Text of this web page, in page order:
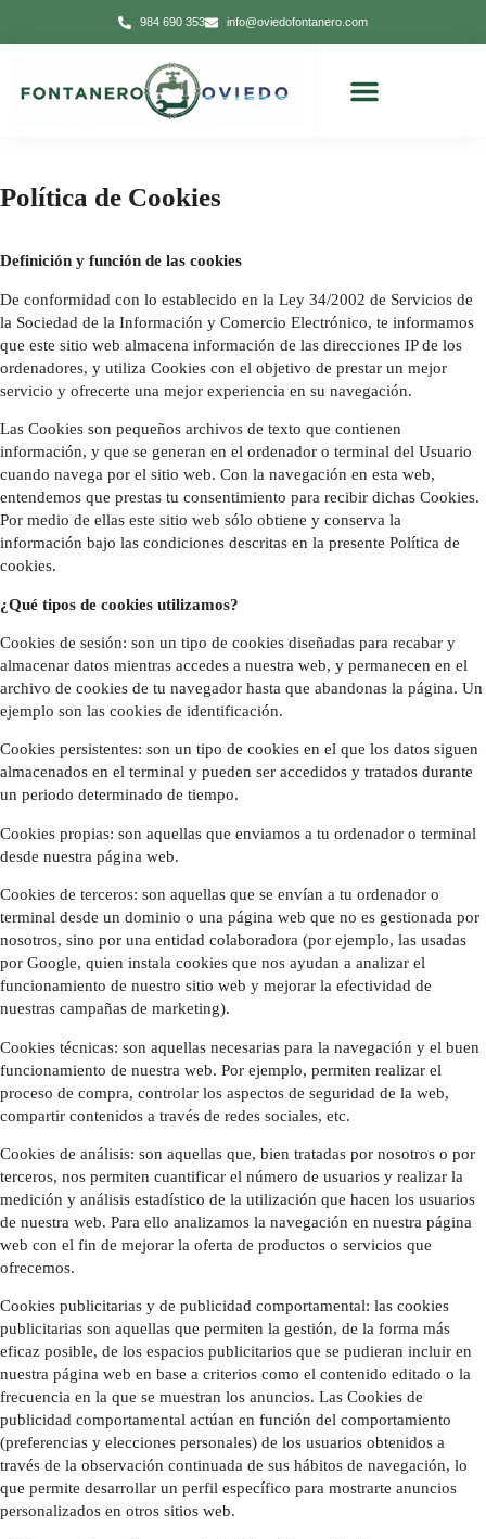
984 690 353 info@oviedofontanero.com
Política de Cookies
Definición y función de las cookies
De conformidad con lo establecido en la Ley 34/2002 de Servicios de
la Sociedad de la Información y Comercio Electrónico, te informamos
que este sitio web almacena información de las direcciones IP de los
ordenadores, y utiliza Cookies con el objetivo de prestar un mejor
servicio y ofrecerte una mejor experiencia en su navegación.
Las Cookies son pequeños archivos de texto que contienen
información, y que se generan en el ordenador o terminal del Usuario
cuando navega por el sitio web. Con la navegación en esta web,
entendemos que prestas tu consentimiento para recibir dichas Cookies.
Por medio de ellas este sitio web sólo obtiene y conserva la
información bajo las condiciones descritas en la presente Política de
cookies.
¿Qué tipos de cookies utilizamos?
Cookies de sesión: son un tipo de cookies diseñadas para recabar y
almacenar datos mientras accedes a nuestra web, y permanecen en el
archivo de cookies de tu navegador hasta que abandonas la página. Un
ejemplo son las cookies de identificación.
Cookies persistentes: son un tipo de cookies en el que los datos siguen
almacenados en el terminal y pueden ser accedidos y tratados durante
un periodo determinado de tiempo.
Cookies propias: son aquellas que enviamos a tu ordenador o terminal
desde nuestra página web.
Cookies de terceros: son aquellas que se envían a tu ordenador o
terminal desde un dominio o una página web que no es gestionada por
nosotros, sino por una entidad colaboradora (por ejemplo, las usadas
por Google, quien instala cookies que nos ayudan a analizar el
funcionamiento de nuestro sitio web y mejorar la efectividad de
nuestras campañas de marketing).
Cookies técnicas: son aquellas necesarias para la navegación y el buen
funcionamiento de nuestra web. Por ejemplo, permiten realizar el
proceso de compra, controlar los aspectos de seguridad de la web,
compartir contenidos a través de redes sociales, etc.
Cookies de análisis: son aquellas que, bien tratadas por nosotros o por
terceros, nos permiten cuantificar el número de usuarios y realizar la
medición y análisis estadístico de la utilización que hacen los usuarios
de nuestra web. Para ello analizamos la navegación en nuestra página
web con el fin de mejorar la oferta de productos o servicios que
ofrecemos.
Cookies publicitarias y de publicidad comportamental: las cookies
publicitarias son aquellas que permiten la gestión, de la forma más
eficaz posible, de los espacios publicitarios que se pudieran incluir en
nuestra página web en base a criterios como el contenido editado o la
frecuencia en la que se muestran los anuncios. Las Cookies de
publicidad comportamental actúan en función del comportamiento
(preferencias y elecciones personales) de los usuarios obtenidos a
través de la observación continuada de sus hábitos de navegación, lo
que permite desarrollar un perfil específico para mostrarte anuncios
personalizados en otros sitios web.